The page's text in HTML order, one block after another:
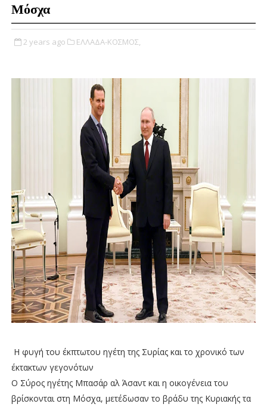
Μόσχα
2 years ago ΕΛΛΑΔΑ-ΚΟΣΜΟΣ,
Η φυγή του έκπτωτου ηγέτη της Συρίας και το χρονικό των
έκτακτων γεγονότων
Ο Σύρος ηγέτης Μπασάρ αλ Άσαντ και η οικογένεια του
βρίσκονται στη Μόσχα, μετέδωσαν το βράδυ της Κυριακής τα